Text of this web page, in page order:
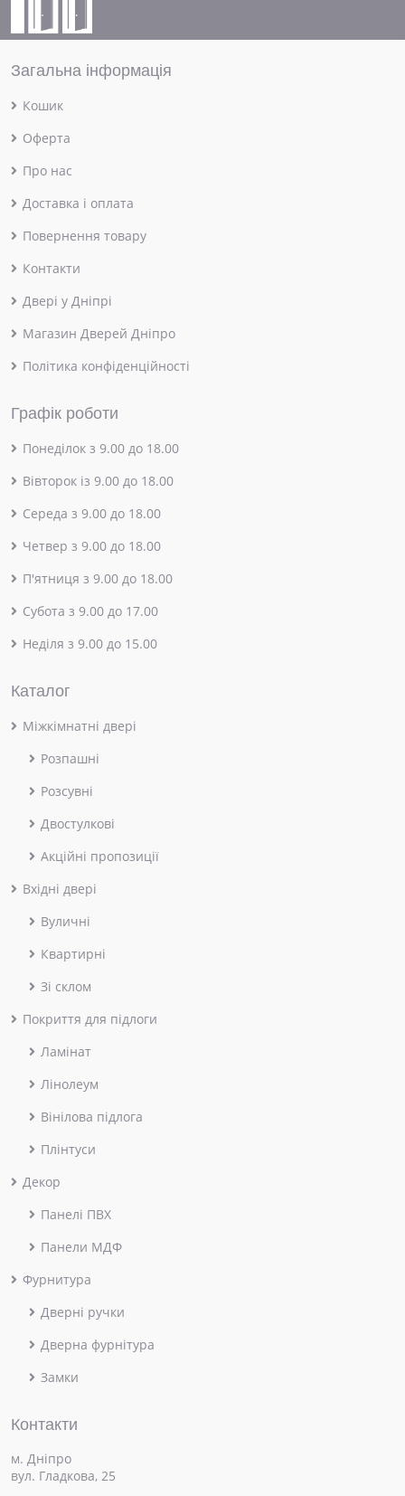
Загальна інформація
Кошик
Оферта
Про нас
Доставка і оплата
Повернення товару
Контакти
Двері у Дніпрі
Магазин Дверей Дніпро
Політика конфіденційності
Графік роботи
Понеділок з 9.00 до 18.00
Вівторок із 9.00 до 18.00
Середа з 9.00 до 18.00
Четвер з 9.00 до 18.00
П'ятниця з 9.00 до 18.00
Субота з 9.00 до 17.00
Неділя з 9.00 до 15.00
Каталог
Міжкімнатні двері
Розпашні
Розсувні
Двостулкові
Акційні пропозиції
Вхідні двері
Вуличні
Квартирні
Зі склом
Покриття для підлоги
Ламінат
Лінолеум
Вінілова підлога
Плінтуси
Декор
Панелі ПВХ
Панели МДФ
Фурнитура
Дверні ручки
Дверна фурнітура
Замки
Контакти
м. Дніпро
вул. Гладкова, 25